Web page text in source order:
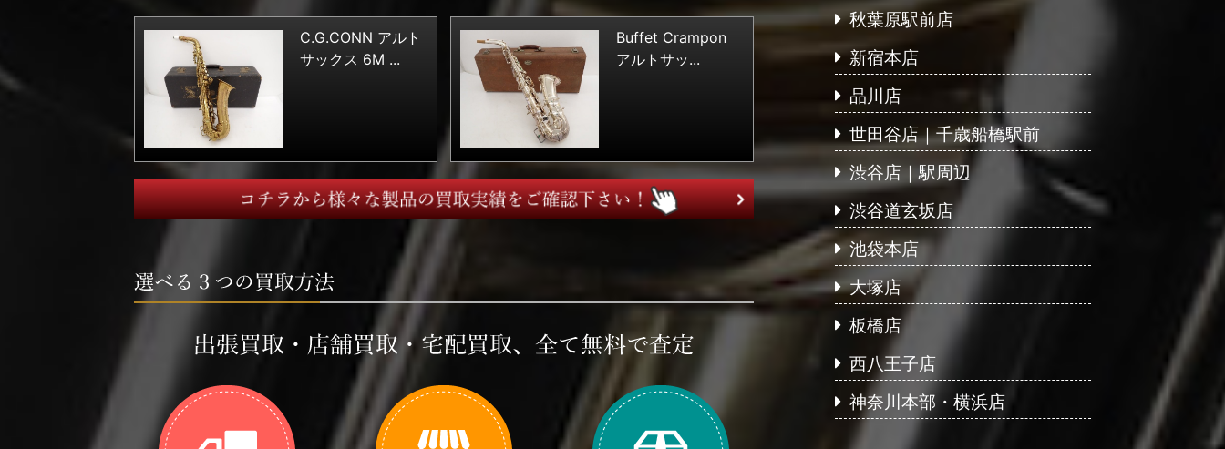
C.G.CONN アルト
サックス 6M ...
Buffet Crampon
アルトサッ...
秋葉原駅前店
新宿本店
品川店
世田谷店｜千歳船橋駅前
渋谷店｜駅周辺
渋谷道玄坂店
池袋本店
大塚店
板橋店
西八王子店
神奈川本部・横浜店